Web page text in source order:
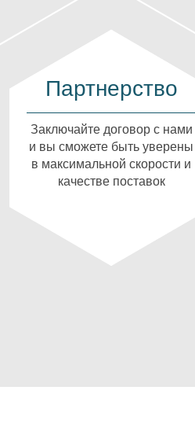
Партнерство
Заключайте договор с нами
и вы сможете быть уверены
в максимальной скорости и
качестве поставок